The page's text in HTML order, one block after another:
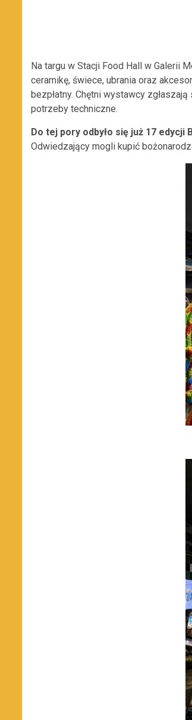
Na targu w Stacji Food Hall w Galerii
ceramikę, świece, ubrania oraz
bezpłatny. Chętni wystawcy
potrzeby techniczne.
Do tej pory odbyło się już 17 edycji
Odwiedzający mogli kupić